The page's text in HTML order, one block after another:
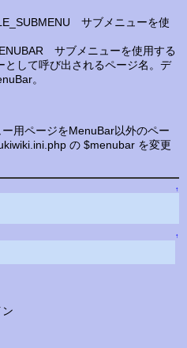
サブメニューを使
サブメニューを使用する
として呼び出されるページ名。デ
。
用ページをMenuBar以外のペー
の $menubar を変更
↑
↑